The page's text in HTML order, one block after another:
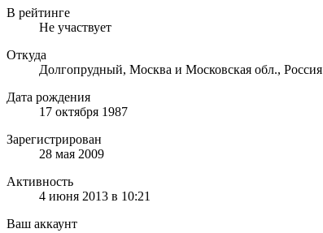
В рейтинге
Не участвует
Откуда
Долгопрудный, Москва и Московская обл., Россия
Дата рождения
17 октября 1987
Зарегистрирован
28 мая 2009
Активность
4 июня 2013 в 10:21
Ваш аккаунт